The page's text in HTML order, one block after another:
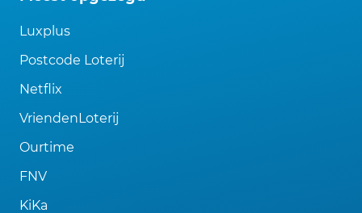
Luxplus
Postcode Loterij
Netflix
VriendenLoterij
Ourtime
FNV
KiKa